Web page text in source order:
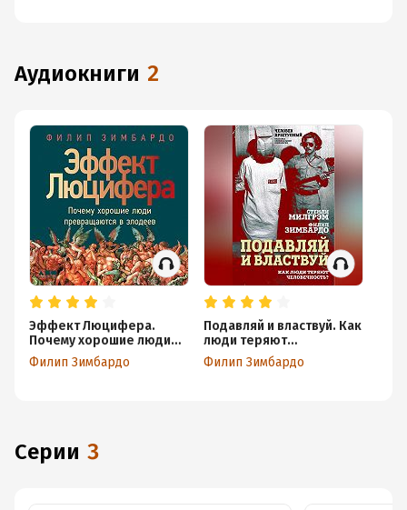
аудиокниги 2
Эффект Люцифера.
Почему хорошие люди
превращаются в
злодеев
Филип Зимбардо
Подавляй и властвуй. Как
люди теряют
человечность?
Филип Зимбардо
Серии 3